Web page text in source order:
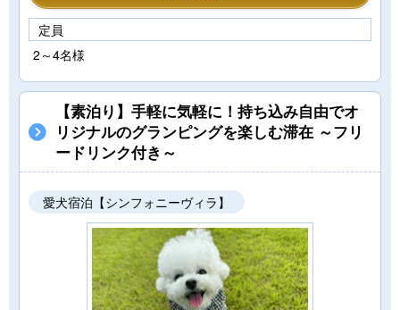
定員
2～4名様
【素泊り】手軽に気軽に！持ち込み自由でオ
リジナルのグランピングを楽しむ滞在 ～フリ
ードリンク付き～
愛犬宿泊【シンフォニーヴィラ】